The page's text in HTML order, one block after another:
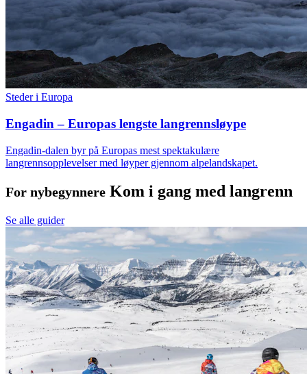
Steder i Europa
Engadin – Europas lengste langrennsløype
Engadin-dalen byr på Europas mest spektakulære
langrennsopplevelser med løyper gjennom alpelandskapet.
For nybegynnere Kom i gang med langrenn
Se alle guider